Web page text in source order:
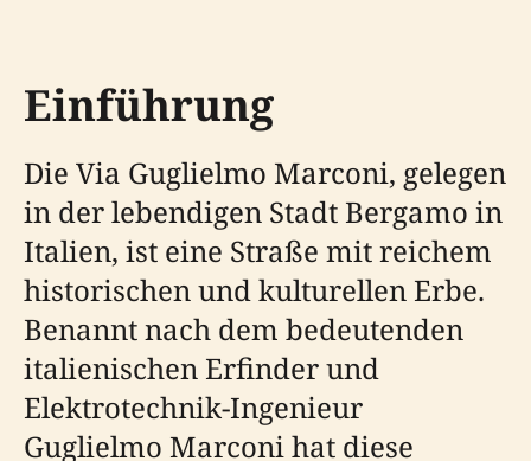
Einführung
Die Via Guglielmo Marconi, gelegen
in der lebendigen Stadt Bergamo in
Italien, ist eine Straße mit reichem
historischen und kulturellen Erbe.
Benannt nach dem bedeutenden
italienischen Erfinder und
Elektrotechnik-Ingenieur
Guglielmo Marconi hat diese